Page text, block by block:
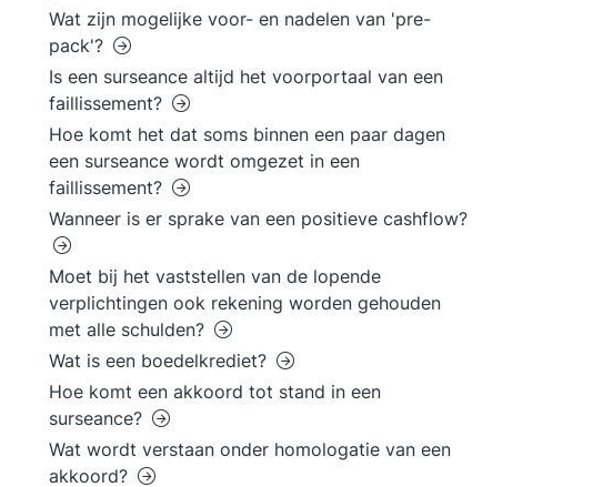
Wat zijn mogelijke voor- en nadelen van 'pre-
pack'?
Is een surseance altijd het voorportaal van een
faillissement?
Hoe komt het dat soms binnen een paar dagen
een surseance wordt omgezet in een
faillissement?
Wanneer is er sprake van een positieve cashflow?
Moet bij het vaststellen van de lopende
verplichtingen ook rekening worden gehouden
met alle schulden?
Wat is een boedelkrediet?
Hoe komt een akkoord tot stand in een
surseance?
Wat wordt verstaan onder homologatie van een
akkoord?